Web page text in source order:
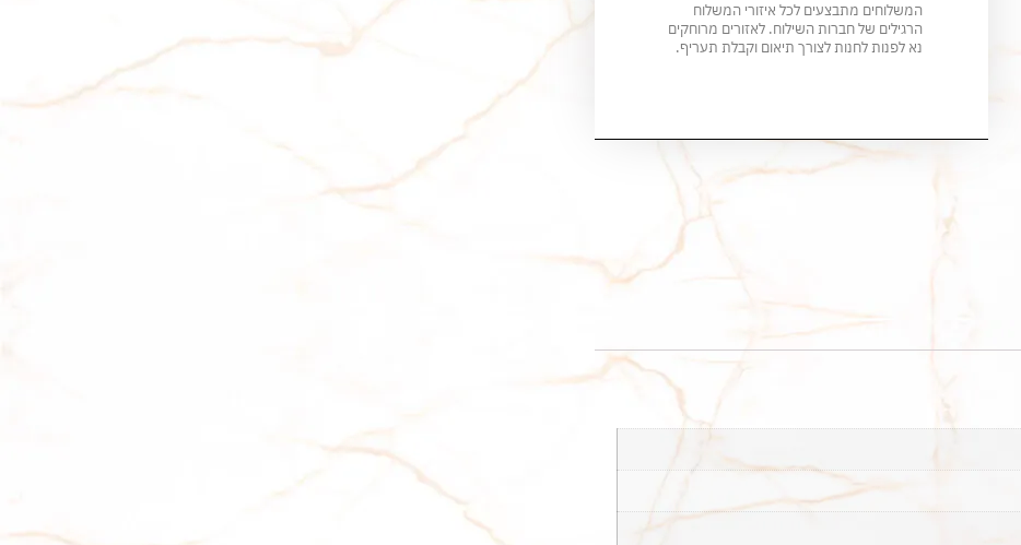
המשלוחים מתבצעים לכל איזורי המשלוח
הרגילים של חברות השילוח. לאזורים מרוחקים
נא לפנות לחנות לצורך תיאום וקבלת תעריף.